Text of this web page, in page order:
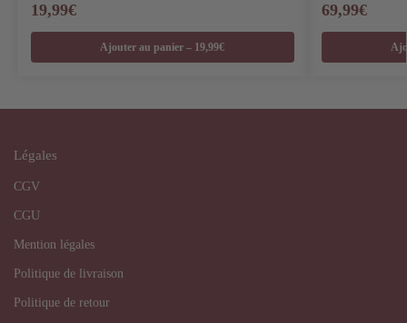
19,99€
Ajouter au panier – 19,99€
69,99€
Légales
CGV
CGU
Mention légales
Politique de livraison
Politique de retour